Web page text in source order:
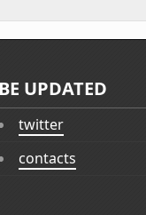
BE UPDATED
twitter
contacts